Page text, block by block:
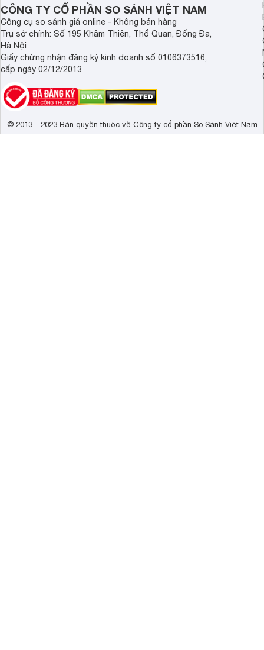
CÔNG TY CỔ PHẦN SO SÁNH VIỆT NAM
Công cụ so sánh giá online - Không bán hàng
Trụ sở chính: Số 195 Khâm Thiên, Thổ Quan, Đống Đa,
Hà Nội
Giấy chứng nhận đăng ký kinh doanh số 0106373516,
cấp ngày 02/12/2013
© 2013 - 2023 Bản quyền thuộc về Công ty cổ phần So Sánh Việt Nam